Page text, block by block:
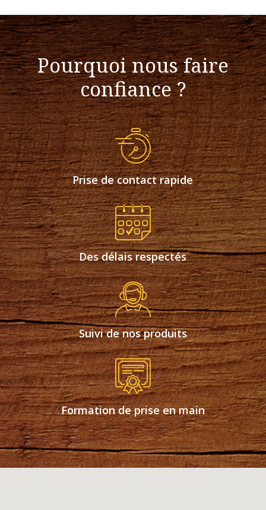
Pourquoi nous faire
confiance ?
Prise de contact rapide
Des délais respectés
Suivi de nos produits
Formation de prise en main